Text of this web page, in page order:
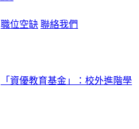
職位空缺 聯絡我們
「資優教育基金」：校外進階學